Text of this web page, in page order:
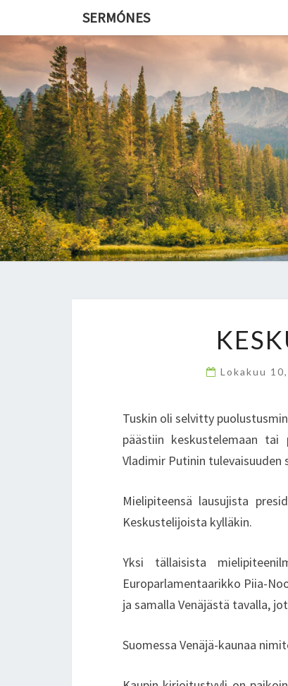
SERMÓNES
Lokakuu
Tuskin oli selvitty
päästiin keskustelemaan tai
Vladimir Putinin tulevaisuuden
Mielipiteensä lausujista
Keskustelijoista kylläkin.
Yksi tällaisista
Europarlamentaarikko Piia-
ja samalla Venäjästä tavalla,
Suomessa Venäjä-kaunaa